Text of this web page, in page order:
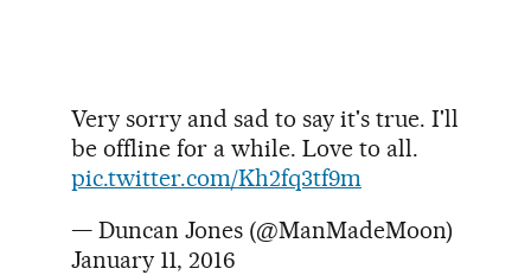
Very sorry and sad to say it's true. I'll
be offline for a while. Love to all.
pic.twitter.com/Kh2fq3tf9m
— Duncan Jones (@ManMadeMoon)
January 11, 2016